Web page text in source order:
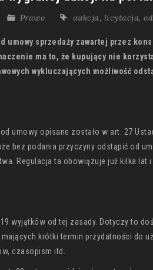
Prawo aukcja, licytacja,
umowy sprzedaży zawartej przez
ma to, że kupujący nie
wykluczających możliwość
umowy opisane zostało w art. 27
bez podania przyczyny odstąpić od
Regulacja ta obowiązuje już kilka lat
wyjątków od tej zasady. Dotyczy to
krótki termin przydatności do
czasopism itd.